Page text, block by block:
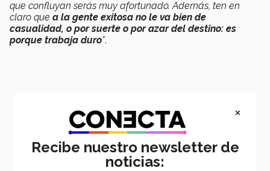
que confluyan serás muy afortunado. Además, ten en
claro que a la gente exitosa no le va bien de
casualidad, o por suerte o por azar del destino: es
porque trabaja duro".
×
Recibe nuestro newsletter de
noticias: